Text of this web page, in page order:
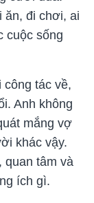
ăn, đi chơi, ai
cuộc sống
tác về,
Anh không
mắng vợ
khác vậy.
quan tâm và
ích gì.